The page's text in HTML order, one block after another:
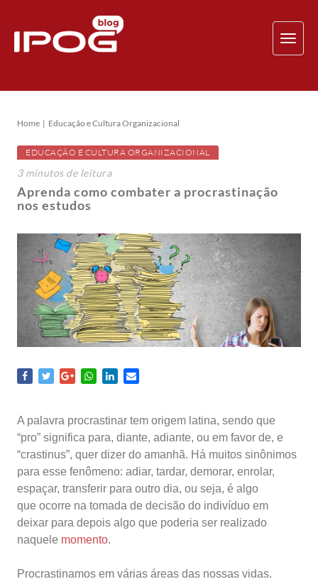
Home Educação e Cultura Organizacional
EDUCAÇÃO E CULTURA ORGANIZACIONAL
3 minutosde leitura
Aprenda como combater a procrastinação
nos estudos
A palavra procrastinar tem origem latina, sendo que
“pro” significa para, diante, adiante, ou em favor de, e
“crastinus”, quer dizer do amanhã. Há muitos sinônimos
para esse fenômeno: adiar, tardar, demorar, enrolar,
espaçar, transferir para outro dia, ou seja, é algo
que ocorre na tomada de decisão do indivíduo em
deixar para depois algo que poderia ser realizado
naquele momento.
Procrastinamos em várias áreas das nossas vidas.